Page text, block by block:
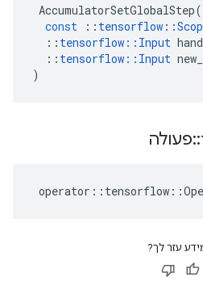
AccumulatorSetGlobalStep(
const
:: tensorflow ::
:: tensorflow :: Input
:: tensorflow :: Input
)
::פעולה
operator :: tensorflow ::
עזר לך?